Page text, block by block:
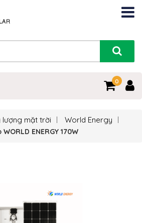
0
lượng mặt trời World Energy
ENERGY 170W